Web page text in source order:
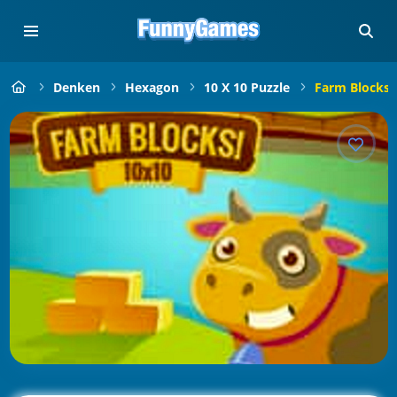
Denken Hexagon 10 X 10 Puzzle Farm Blocks